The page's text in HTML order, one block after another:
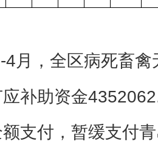
4月，全区病死畜
补助资金
支付，暂缓支付